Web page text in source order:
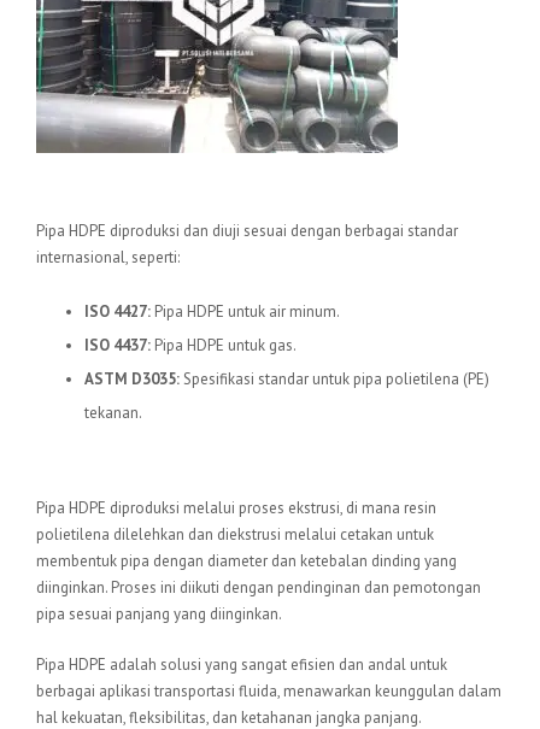
Pipa HDPE diproduksi dan diuji sesuai dengan berbagai standar
internasional, seperti:
ISO 4427: Pipa HDPE untuk air minum.
ISO 4437: Pipa HDPE untuk gas.
ASTM D3035:Spesifikasi standar untuk pipa polietilena (PE)
tekanan.
Pipa HDPE diproduksi melalui proses ekstrusi, di mana resin
polietilena dilelehkan dan diekstrusi melalui cetakan untuk
membentuk pipa dengan diameter dan ketebalan dinding yang
diinginkan. Proses ini diikuti dengan pendinginan dan pemotongan
pipa sesuai panjang yang diinginkan.
Pipa HDPE adalah solusi yang sangat efisien dan andal untuk
berbagai aplikasi transportasi fluida, menawarkan keunggulan dalam
hal kekuatan, fleksibilitas, dan ketahanan jangka panjang.